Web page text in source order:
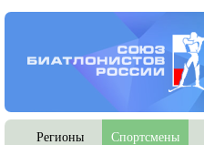
Регионы Спортсмены